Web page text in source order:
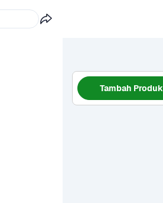
Tambah Produk